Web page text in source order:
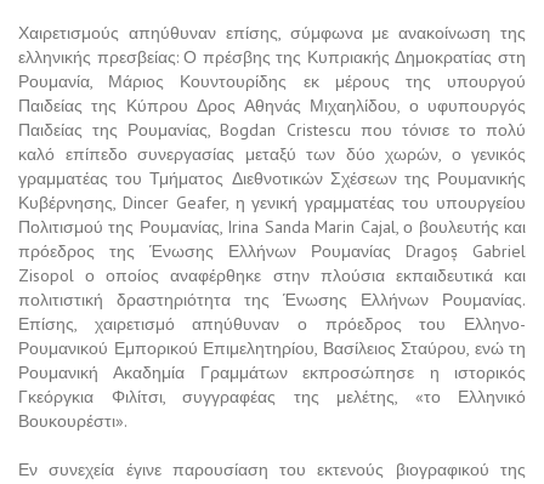
Χαιρετισμούς απηύθυναν επίσης, σύμφωνα με ανακοίνωση της
ελληνικής πρεσβείας: Ο πρέσβης της Κυπριακής Δημοκρατίας στη
Ρουμανία, Μάριος Κουντουρίδης εκ μέρους της υπουργού
Παιδείας της Κύπρου Δρος Αθηνάς Μιχαηλίδου, ο υφυπουργός
Παιδείας της Ρουμανίας, Bogdan Cristescu που τόνισε το πολύ
καλό επίπεδο συνεργασίας μεταξύ των δύο χωρών, ο γενικός
γραμματέας του Τμήματος Διεθνοτικών Σχέσεων της Ρουμανικής
Κυβέρνησης, Dincer Geafer, η γενική γραμματέας του υπουργείου
Πολιτισμού της Ρουμανίας, Irina Sanda Marin Cajal, ο βουλευτής και
πρόεδρος της Ένωσης Ελλήνων Ρουμανίας Dragoș Gabriel
Zisopol ο οποίος αναφέρθηκε στην πλούσια εκπαιδευτικά και
πολιτιστική δραστηριότητα της Ένωσης Ελλήνων Ρουμανίας.
Επίσης, χαιρετισμό απηύθυναν ο πρόεδρος του Ελληνο-
Ρουμανικού Εμπορικού Επιμελητηρίου, Βασίλειος Σταύρου, ενώ τη
Ρουμανική Ακαδημία Γραμμάτων εκπροσώπησε η ιστορικός
Γκεόργκια Φιλίτσι, συγγραφέας της μελέτης, «το Ελληνικό
Βουκουρέστι».
Εν συνεχεία έγινε παρουσίαση του εκτενούς βιογραφικού της